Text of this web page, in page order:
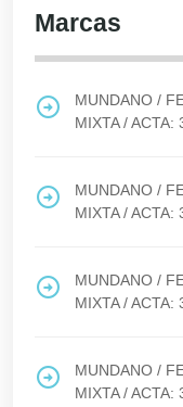
Marcas
MUNDANO /
MIXTA/ ACTA:
MUNDANO /
MIXTA/ ACTA:
MUNDANO /
MIXTA/ ACTA:
MUNDANO /
MIXTA/ ACTA: